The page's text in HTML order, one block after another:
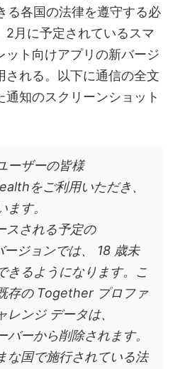
各国の法律を遵守する必
2月に予定されているスマ
ット向けアプリの新バージ
される。以下に通信の全文
通知のスクリーンショット
ーザーの皆様
をご利用いただき、
す。
スされる予定の
ジョンでは、
18 歳未
きるようになります。こ
存の Together プロファ
ンジ データは、
ーから削除されます。
な国で施行されている法